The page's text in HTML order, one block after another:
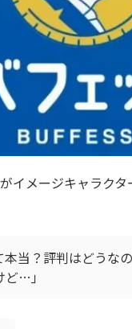
イメージキャラクタ
当？評判はどうな
ど…｣